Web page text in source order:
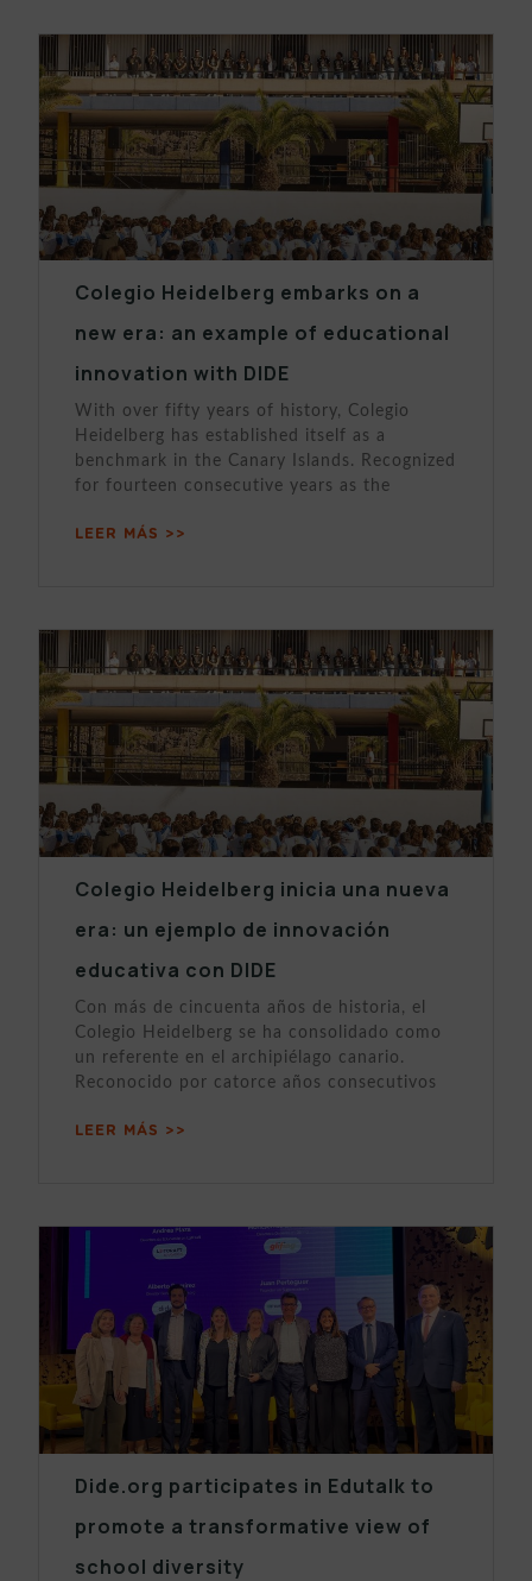
Colegio Heidelberg embarks on a
new era: an example of educational
innovation with DIDE
With over fifty years of history, Colegio
Heidelberg has established itself as a
benchmark in the Canary Islands. Recognized
for fourteen consecutive years as the
LEER MÁS >>
Colegio Heidelberg inicia una nueva
era: un ejemplo de innovación
educativa con DIDE
Con más de cincuenta años de historia, el
Colegio Heidelberg se ha consolidado como
un referente en el archipiélago canario.
Reconocido por catorce años consecutivos
LEER MÁS >>
Dide.org participates in Edutalk to
promote a transformative view of
school diversity